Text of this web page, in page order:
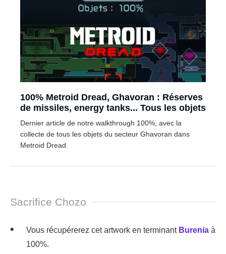
100% Metroid Dread, Ghavoran : Réserves
de missiles, energy tanks... Tous les objets
Dernier article de notre walkthrough 100%, avec la
collecte de tous les objets du secteur Ghavoran dans
Metroid Dread.
Sacrifice Chozo
Vous récupérerez cet artwork en terminant Burenia à
100%.